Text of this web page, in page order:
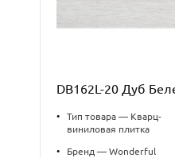
DB162L-20 Дуб
•
Тип товара — Кварц-
виниловая плитка
•
Бренд — Wonderful